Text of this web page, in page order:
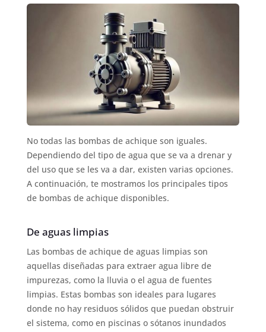
No todas las bombas de achique son iguales.
Dependiendo del tipo de agua que se va a drenar y
del uso que se les va a dar, existen varias opciones.
A continuación, te mostramos los principales tipos
de bombas de achique disponibles.
De aguas limpias
Las bombas de achique de aguas limpias son
aquellas diseñadas para extraer agua libre de
impurezas, como la lluvia o el agua de fuentes
limpias. Estas bombas son ideales para lugares
donde no hay residuos sólidos que puedan obstruir
el sistema, como en piscinas o sótanos inundados